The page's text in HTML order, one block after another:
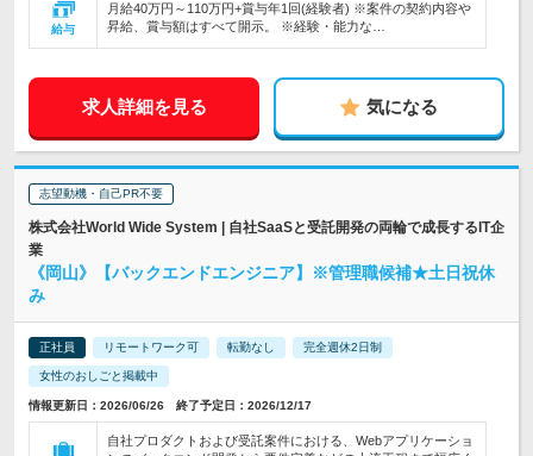
給与
月給40万円～110万円+賞与年1回(経験者) ※案件の契約内容や
昇給、賞与額はすべて開示。 ※経験・能力な…
求人詳細を見る 気になる
志望動機・自己PR不要
株式会社World Wide System | 自社SaaSと受託開発の両輪で成長するIT企
業
《岡山》【バックエンドエンジニア】※管理職候補★土日祝休
み
正社員 リモートワーク可 転勤なし 完全週休2日制
女性のおしごと掲載中
情報更新日：2026/06/26 終了予定日：2026/12/17
自社プロダクトおよび受託案件における、Webアプリケーショ